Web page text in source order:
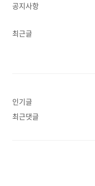
공지사항
최근글
인기글
최근댓글